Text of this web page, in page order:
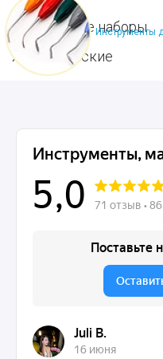
Инструменты
Популярные наборы
Хирургические
инструменты
инструменты
Ортопедические
инструменты